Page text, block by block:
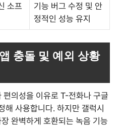
소프
기능 버그 수정 및 안
정적인 성능 유지
충돌 및 예외 상황
편의성을 이유로 T-전화나 구글
해 사용합니다. 하지만 갤럭시
완벽하게 호환되는 녹음 기능